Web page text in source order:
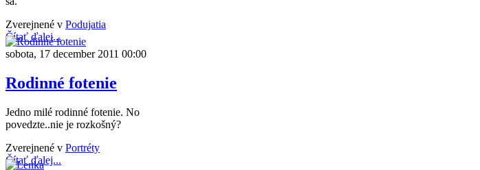
Zverejnené v Podujatia
Čítať ďalej...
sobota, 17 december 2011 00:00
Rodinné fotenie
Jedno milé rodinné fotenie. No
povedzte..nie je rozkošný?
Zverejnené v Portréty
Čítať ďalej...